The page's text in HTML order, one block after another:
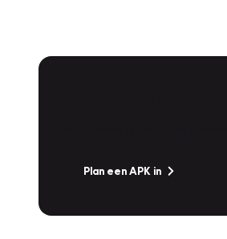
Plan een APK in